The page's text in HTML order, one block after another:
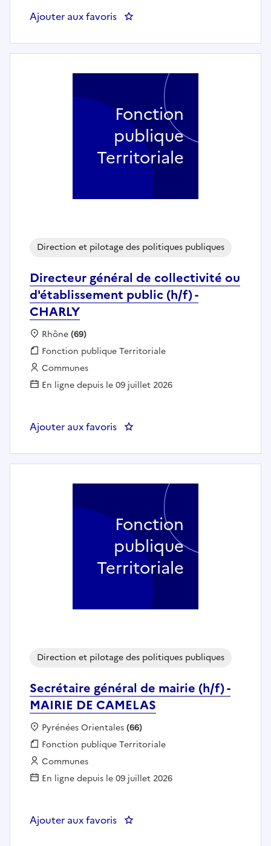
Ajouter aux favoris : Secrétaire général de mairie (h/
Directeur général de collectivité ou
d'établissement public (h/f) -
CHARLY
Direction et pilotage des politiques publiques
Localisation :
Rhône(69)
Fonction publique :
Fonction publique Territoriale
Employeur :
Communes
En ligne depuis le 09 juillet 2026
Ajouter aux favoris : Directeur général de
Fonction
publique
Territoriale
Secrétaire général de mairie (h/f) -
MAIRIE DE CAMELAS
Direction et pilotage des politiques publiques
Localisation :
Pyrénées Orientales(66)
Fonction publique :
Fonction publique Territoriale
Employeur :
Communes
En ligne depuis le 09 juillet 2026
Ajouter aux favoris : Secrétaire général de mairie
Fonction
publique
Territoriale